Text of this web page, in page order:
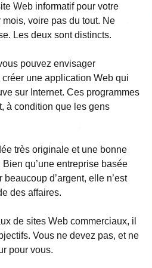
Web informatif pour votre
voire pas du tout. Ne
Les deux sont distincts.
pouvez envisager
une application Web qui
sur Internet. Ces programmes
à condition que les gens
très originale et une bonne
qu’une entreprise basée
d’argent, elle n’est
des affaires.
de sites Web commerciaux, il
Vous ne devez pas, et ne
pour vous.